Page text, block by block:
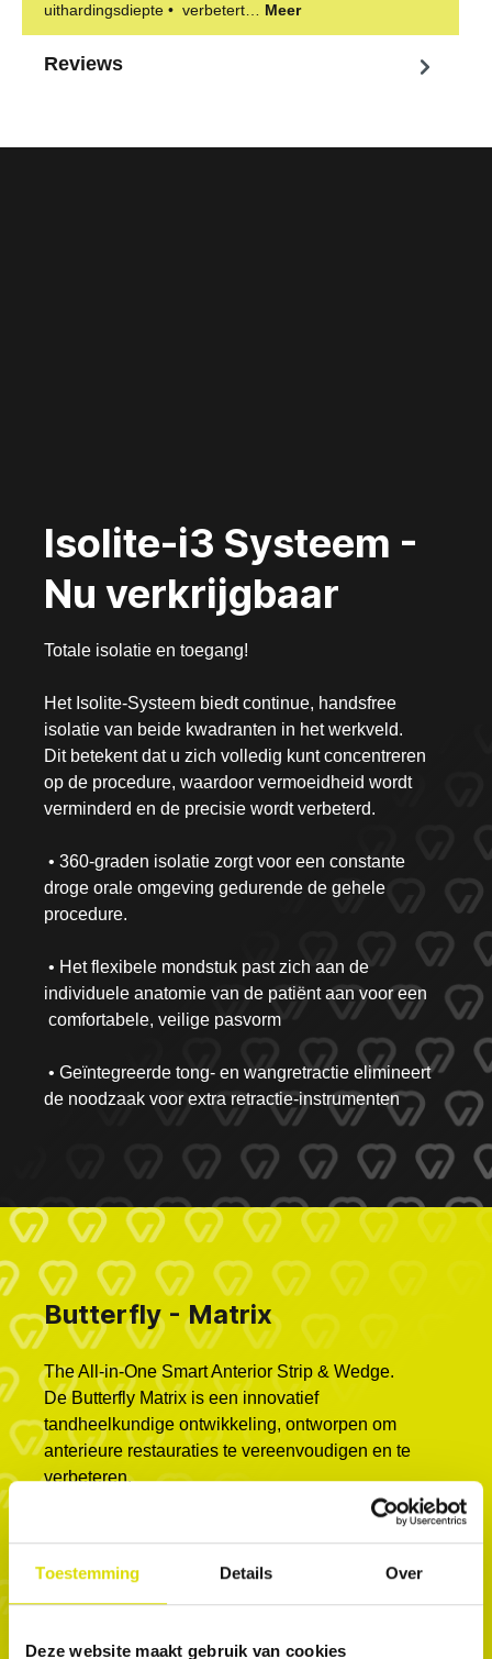
Toestemming Details Over
Deze website maakt gebruik van cookies
uithardingsdiepte • verbetert… Meer
Reviews
Isolite-i3 Systeem -
Nu verkrijgbaar
Totale isolatie en toegang!
Het Isolite-Systeem biedt continue, handsfree
isolatie van beide kwadranten in het werkveld.
Dit betekent dat u zich volledig kunt concentreren
op de procedure, waardoor vermoeidheid wordt
verminderd en de precisie wordt verbeterd.
• 360-graden isolatie zorgt voor een constante
droge orale omgeving gedurende de gehele
procedure.
• Het flexibele mondstuk past zich aan de
individuele anatomie van de patiënt aan voor een
comfortabele, veilige pasvorm
• Geïntegreerde tong- en wangretractie elimineert
de noodzaak voor extra retractie-instrumenten
Butterfly - Matrix
The All-in-One Smart Anterior Strip & Wedge.
De Butterfly Matrix is ​​een innovatief
tandheelkundige ontwikkeling, ontworpen om
anterieure restauraties te vereenvoudigen en te
verbeteren.
De transparante rubberen/Teflon strips zijn rekbaar
en glijden gemakkelijk door de contactpunten en
wig en linguale vleugels die de matrix stevig op zijn
plaats houden, zodat er zonder zorgen met de